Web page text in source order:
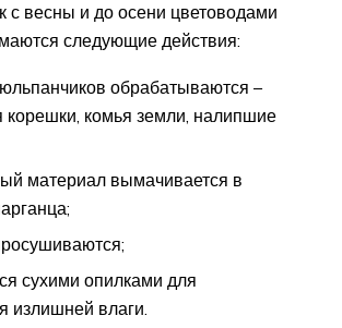
с весны и до осени цветоводами
следующие действия:
обрабатываются –
корешки, комья земли, налипшие
материал вымачивается в
сухими опилками для
излишней влаги.